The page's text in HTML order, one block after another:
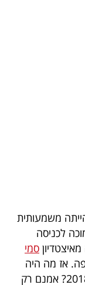
משמעותית
לכניסה
סמי
אז מה היה
מחיר השיווק לפרויקט בשכונת ביאליק ב-2018? אמנם רק